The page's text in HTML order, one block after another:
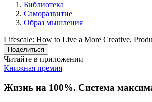
Библиотека
Саморазвитие
Образ мышления
Lifescale: How to Live a More Creative,
Поделиться
Читайте в приложении
Книжная премия
Жизнь на 100%. Система